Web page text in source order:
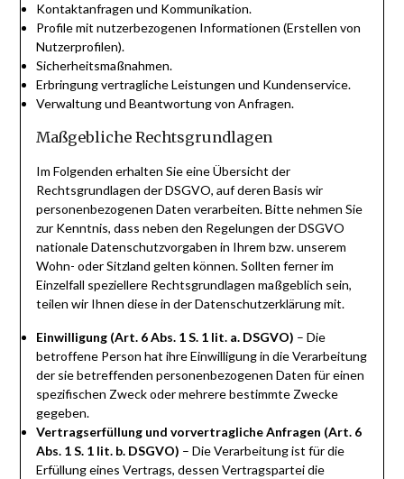
Kontaktanfragen und Kommunikation.
Profile mit nutzerbezogenen Informationen (Erstellen von
Nutzerprofilen).
Sicherheitsmaßnahmen.
Erbringung vertragliche Leistungen und Kundenservice.
Verwaltung und Beantwortung von Anfragen.
Maßgebliche Rechtsgrundlagen
Im Folgenden erhalten Sie eine Übersicht der
Rechtsgrundlagen der DSGVO, auf deren Basis wir
personenbezogenen Daten verarbeiten. Bitte nehmen Sie
zur Kenntnis, dass neben den Regelungen der DSGVO
nationale Datenschutzvorgaben in Ihrem bzw. unserem
Wohn- oder Sitzland gelten können. Sollten ferner im
Einzelfall speziellere Rechtsgrundlagen maßgeblich sein,
teilen wir Ihnen diese in der Datenschutzerklärung mit.
Einwilligung (Art. 6 Abs. 1 S. 1 lit. a. DSGVO) – Die
betroffene Person hat ihre Einwilligung in die Verarbeitung
der sie betreffenden personenbezogenen Daten für einen
spezifischen Zweck oder mehrere bestimmte Zwecke
gegeben.
Vertragserfüllung und vorvertragliche Anfragen (Art. 6
Abs. 1 S. 1 lit. b. DSGVO) – Die Verarbeitung ist für die
Erfüllung eines Vertrags, dessen Vertragspartei die